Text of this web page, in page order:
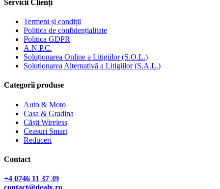
Servicii Clienți
Termeni și condiții
Politica de confidențialitate
Politica GDPR
A.N.P.C.
Soluționarea Online a Litigiilor (S.O.L.)
Soluționarea Alternativă a Litigiilor (S.A.L.)
Categorii produse
Auto & Moto
Casa & Gradina
Căști Wireless
Ceasuri Smart
Reduceri
Contact
+4 0746 11 37 39